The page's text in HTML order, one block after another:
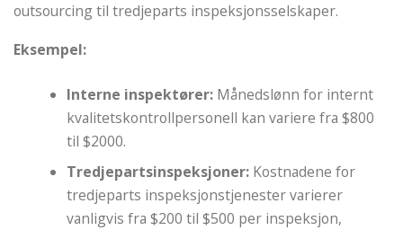
outsourcing til tredjeparts inspeksjonsselskaper.
Eksempel:
Interne inspektører: Månedslønn for internt
kvalitetskontrollpersonell kan variere fra $800
til $2000.
Tredjepartsinspeksjoner: Kostnadene for
tredjeparts inspeksjonstjenester varierer
vanligvis fra $200 til $500 per inspeksjon,